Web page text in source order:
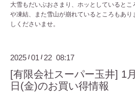
大雪もだいぶおさまり、ホッとしていると
や凍結、また雪山が崩れているところもあ
しくださいませ。
2025 /01 / 22 08:17
[有限会社スーパー玉井] 1
日(金)のお買い得情報